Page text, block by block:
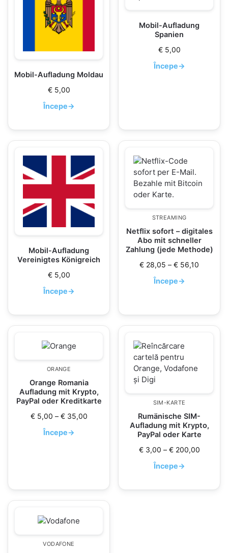
Mobil-Aufladung Moldau
€5,00
Începe→
Mobil-Aufladung
Spanien
€5,00
Începe→
Mobil-Aufladung
Vereinigtes Königreich
€5,00
Începe→
STREAMING
Netflix sofort – digitales
Abo mit schneller
Zahlung (jede Methode)
€ 28,05 – € 56,10
Începe→
ORANGE
Orange Romania
Aufladung mit Krypto,
PayPal oder Kreditkarte
€5,00 – €35,00
Începe→
SIM-KARTE
Rumänische SIM-
Aufladung mit Krypto,
PayPal oder Karte
€3,00 – €200,00
Începe→
VODAFONE